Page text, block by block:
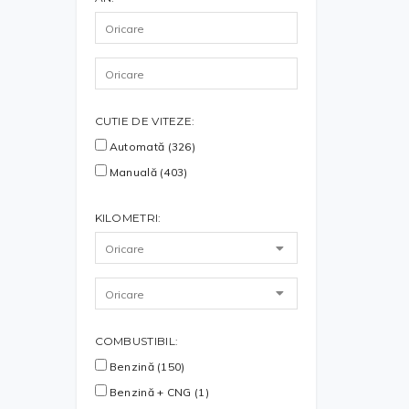
CUTIE DE VITEZE:
Automată (326)
Manuală (403)
KILOMETRI:
COMBUSTIBIL:
Benzină (150)
Benzină + CNG (1)